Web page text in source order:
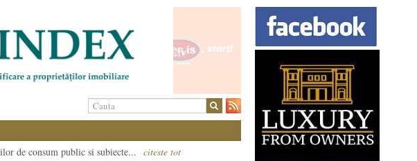
de consum public si subiecte... citeste tot